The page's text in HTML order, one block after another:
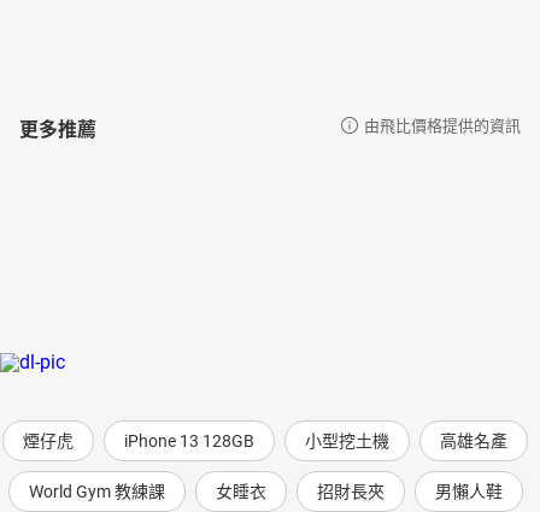
更多推薦 由飛比價格提供的資訊
煙仔虎 iPhone 13 128GB 小型挖土機 高雄名產
World Gym 教練課 女睡衣 招財長夾 男懶人鞋